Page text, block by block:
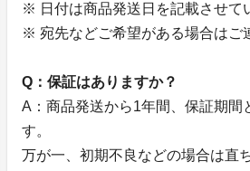
※ 日付は商品発送日を記載させて
※ 宛先などご希望がある場合はご
Q：保証はありますか？
A：商品発送から1年間、保証期間
す。
万が一、初期不良などの場合は直